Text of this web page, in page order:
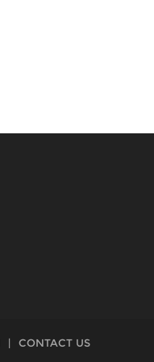
| CONTACT US